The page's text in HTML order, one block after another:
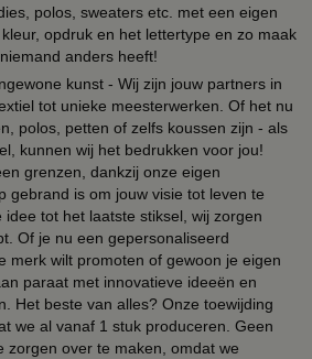
polos, sweaters etc. met een eigen
opdruk en het lettertype en zo maak
anders heeft!
kunst - Wij zijn jouw partners in
tot unieke meesterwerken. Of het nu
polos, petten of zelfs koussen zijn - als
kunnen wij het bedrukken voor jou!
grenzen, dankzij onze eigen
gebrand is om jouw visie tot leven te
tot het laatste stiksel, wij zorgen
Of je nu een gepersonaliseerd
merk wilt promoten of gewoon je eigen
paraat met innovatieve ideeën en
Het beste van alles? Onze toewijding
we al vanaf 1 stuk produceren. Geen
zorgen over te maken, omdat we